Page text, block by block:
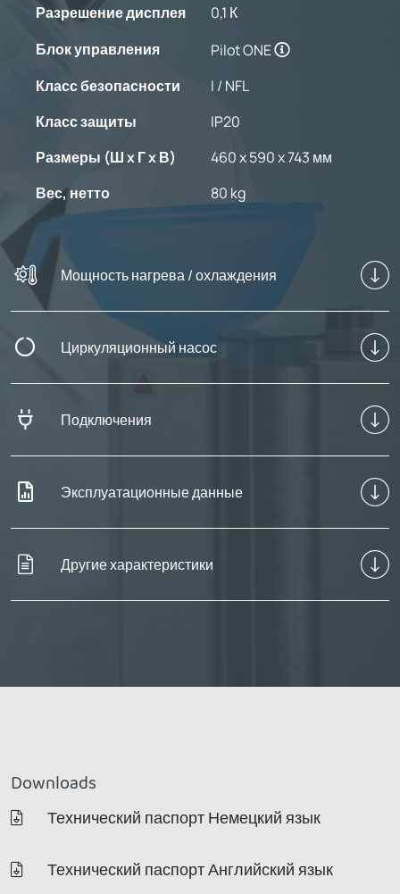
Разрешение дисплея
0,1 К
Блок управления
Pilot ONE
Класс безопасности
I / NFL
Класс защиты
IP20
Размеры (Ш x Г x В)
460 x 590 x 743 мм
Вес, нетто
80 kg
Мощность нагрева / охлаждения
Циркуляционный насос
Подключения
Эксплуатационные данные
Другие характеристики
Downloads
Технический паспорт Немецкий язык
Технический паспорт Английский язык